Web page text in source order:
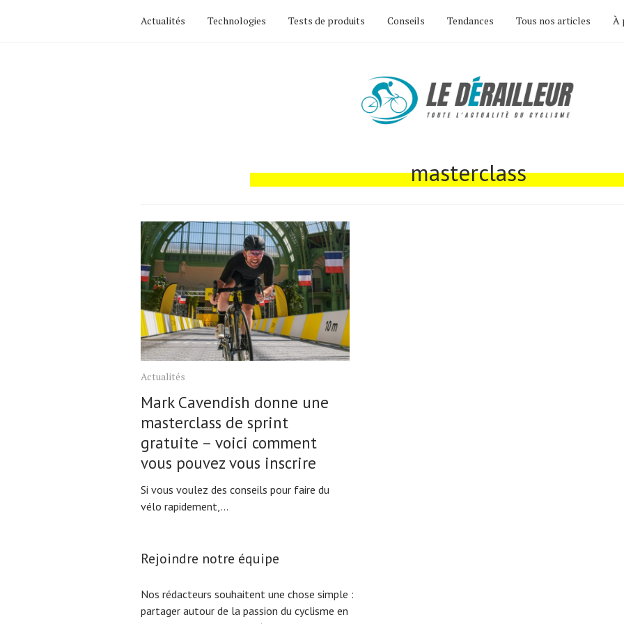
Actualités Technologies Tests de produits Conseils Tendances Tous nos articles À
masterclass
Actualités
Mark Cavendish donne une
masterclass de sprint
gratuite – voici comment
vous pouvez vous inscrire
Si vous voulez des conseils pour faire du
vélo rapidement,...
Rejoindre notre équipe
Nos rédacteurs souhaitent une chose simple :
partager autour de la passion du cyclisme en